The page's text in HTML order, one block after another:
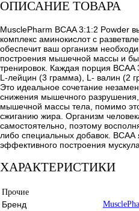
ОПИСАНИЕ ТОВАРА
MusclePharm BCAA 3:1:2 Powder
комплекс аминокислот с
обеспечит ваш организм
построения мышечной массы и
тренировок. Каждая порция
L-лейцин (3 грамма), L- валин (2
Это идеальное сочетание
снижения мышечного
мышечной массы тела, помимо
сжиганию жира. Организм
самостоятельно, поэтому
либо специальных добавок. ВСАА
эффективного построения
ХАРАКТЕРИСТИКИ
Прочие
Бренд